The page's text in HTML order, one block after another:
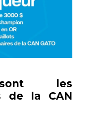
les
de la CAN